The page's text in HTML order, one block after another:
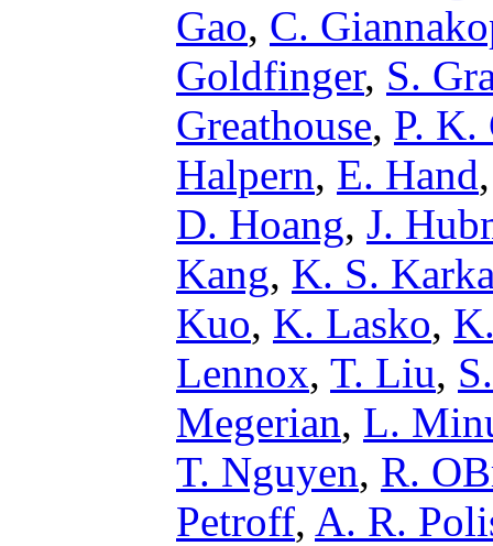
Gao, C.
Goldfinger, S.
Greathouse, P. K.
Halpern, E. Hand
D. Hoang, J.
Kang, K. S.
Kuo, K. Lasko,
Lennox, T. Liu,
Megerian, L.
T. Nguyen, R.
Petroff, A. R.